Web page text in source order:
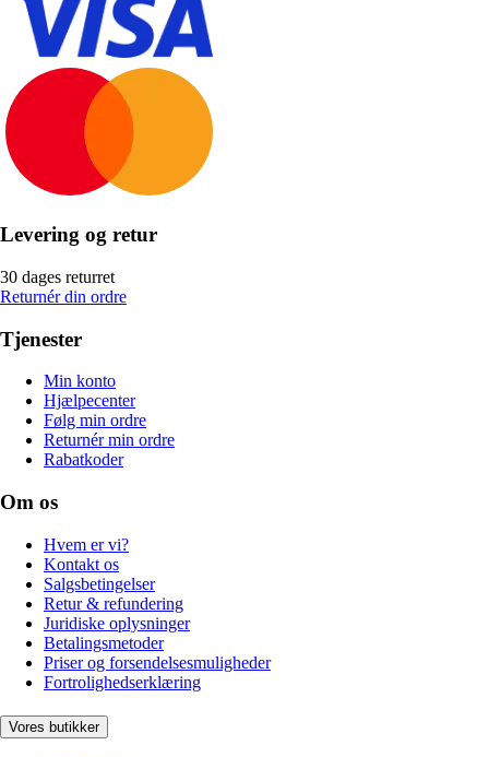
Levering og retur
30 dages returret
Returnér din ordre
Tjenester
Min konto
Hjælpecenter
Følg min ordre
Returnér min ordre
Rabatkoder
Om os
Hvem er vi?
Kontakt os
Salgsbetingelser
Retur & refundering
Juridiske oplysninger
Betalingsmetoder
Priser og forsendelsesmuligheder
Fortrolighedserklæring
Vores butikker